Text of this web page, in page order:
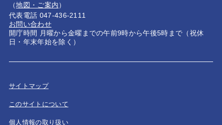
（地図・ご案内）
代表電話 047-436-2111
お問い合わせ
開庁時間 月曜から金曜までの午前9時から午後5時まで（祝休
日・年末年始を除く）
サイトマップ
このサイトについて
個人情報の取り扱い